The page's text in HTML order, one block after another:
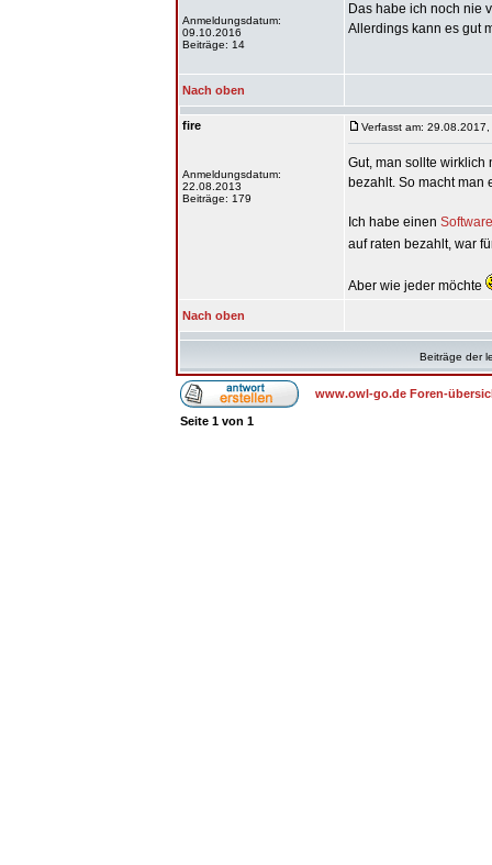
Anmeldungsdatum:
09.10.2016
Beiträge: 14
Das habe ich noch nie
Allerdings kann es gut
Nach oben
fire
Anmeldungsdatum:
22.08.2013
Beiträge: 179
Verfasst am:
Gut, man sollte wirklich
bezahlt. So macht man
Ich habe einen
auf raten bezahlt, war
Aber wie jeder möchte
Nach oben
Beiträge der
www.owl-go.de Foren-
Seite 1 von 1